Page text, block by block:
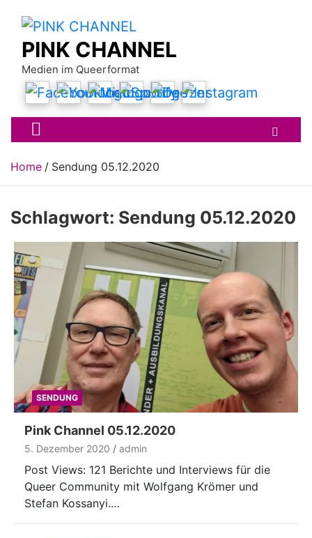
contentPINK CHANNEL
Medien im Queerformat
Home Sendung 05.12.2020
Schlagwort: Sendung 05.12.2020
SENDUNG
Pink Channel 05.12.2020
5. Dezember 2020 admin
Post Views: 121 Berichte und Interviews für die
Queer Community mit Wolfgang Krömer und
Stefan Kossanyi.…